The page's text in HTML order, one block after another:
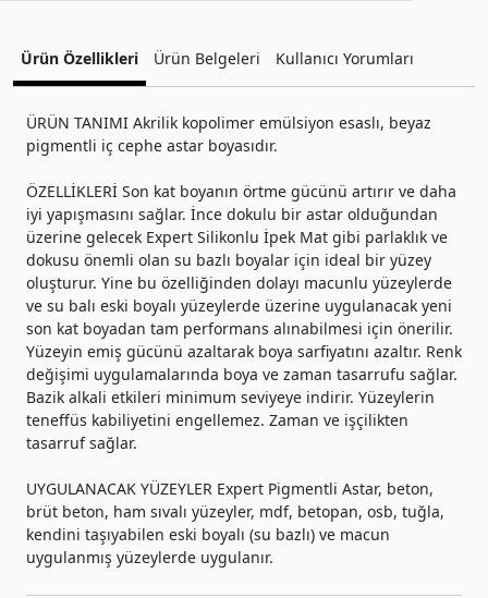
Ürün Özellikleri Ürün Belgeleri Kullanıcı Yorumları
ÜRÜN TANIMI Akrilik kopolimer emülsiyon esaslı, beyaz
pigmentli iç cephe astar boyasıdır.
ÖZELLİKLERİ Son kat boyanın örtme gücünü artırır ve daha
iyi yapışmasını sağlar. İnce dokulu bir astar olduğundan
üzerine gelecek Expert Silikonlu İpek Mat gibi parlaklık ve
dokusu önemli olan su bazlı boyalar için ideal bir yüzey
oluşturur. Yine bu özelliğinden dolayı macunlu yüzeylerde
ve su balı eski boyalı yüzeylerde üzerine uygulanacak yeni
son kat boyadan tam performans alınabilmesi için önerilir.
Yüzeyin emiş gücünü azaltarak boya sarfiyatını azaltır. Renk
değişimi uygulamalarında boya ve zaman tasarrufu sağlar.
Bazik alkali etkileri minimum seviyeye indirir. Yüzeylerin
teneffüs kabiliyetini engellemez. Zaman ve işçilikten
tasarruf sağlar.
UYGULANACAK YÜZEYLER Expert Pigmentli Astar, beton,
brüt beton, ham sıvalı yüzeyler, mdf, betopan, osb, tuğla,
kendini taşıyabilen eski boyalı (su bazlı) ve macun
uygulanmış yüzeylerde uygulanır.